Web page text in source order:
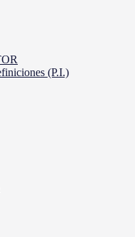
(P.I.)